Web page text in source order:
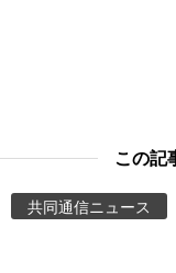
People
この記
共同通信ニュース